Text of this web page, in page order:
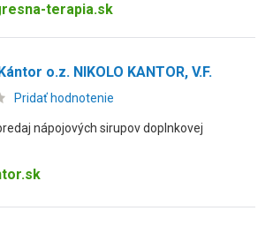
terapia.sk
o.z. NIKOLO KANTOR, V.F.
Pridať hodnotenie
nápojových sirupov doplnkovej